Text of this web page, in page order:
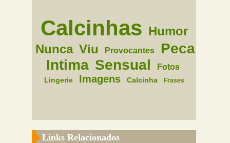
Calcinhas Humor
Nunca Viu Provocantes
Peca
Intima Sensual Fotos
Lingerie Imagens Calcinha Frases
Links Relacionados